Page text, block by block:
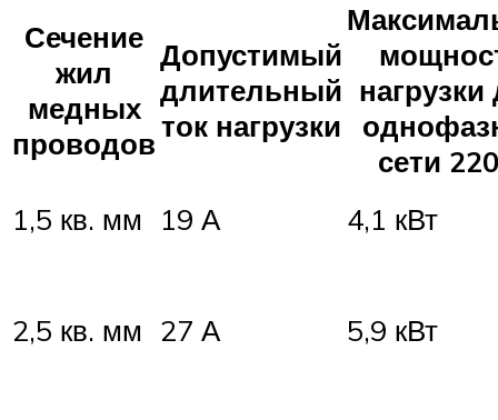
Сечение
жил
медных
проводов
Допустимый
длительный
ток нагрузки
нагрузки
сети
1,5 кв. мм
19 А 4,1 кВт
2,5 кв. мм 27 А 5,9 кВт